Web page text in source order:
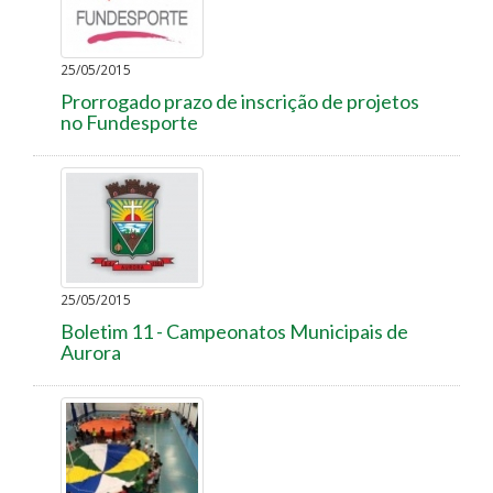
25/05/2015
Prorrogado prazo de inscrição de projetos
no Fundesporte
25/05/2015
Boletim 11 - Campeonatos Municipais de
Aurora